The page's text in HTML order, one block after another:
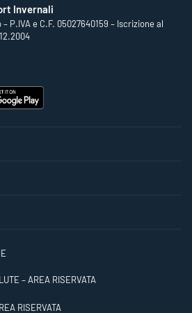
Invernali
P.IVA e C.F. 05027640159 – Iscrizione al
– AREA RISERVATA
RISERVATA